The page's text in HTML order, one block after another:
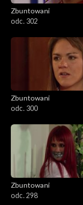
Zbuntowani
odc. 302
Zbuntowani
odc. 300
Zbuntowani
odc. 298